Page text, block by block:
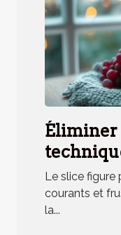
Éliminer
Le slice figure
courants et
la...